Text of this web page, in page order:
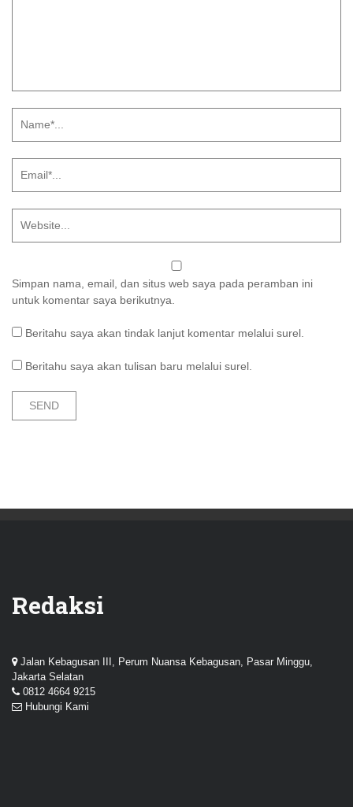
Simpan nama, email, dan situs web saya pada peramban ini
untuk komentar saya berikutnya.
Beritahu saya akan tindak lanjut komentar melalui surel.
Beritahu saya akan tulisan baru melalui surel.
Redaksi
Jalan Kebagusan III, Perum Nuansa Kebagusan, Pasar Minggu,
Jakarta Selatan
0812 4664 9215
Hubungi Kami